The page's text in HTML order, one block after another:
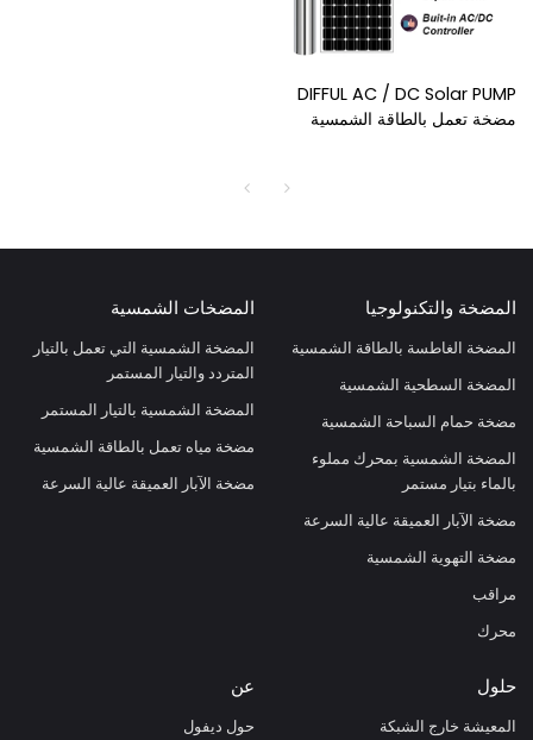
DIFFUL AC / DC Solar PUMP
مضخة تعمل بالطاقة الشمسية
المضخة والتكنولوجيا
المضخة الغاطسة بالطاقة الشمسية
المضخة السطحية الشمسية
مضخة حمام السباحة الشمسية
المضخة الشمسية بمحرك مملوء
بالماء بتيار مستمر
مضخة الآبار العميقة عالية السرعة
مضخة التهوية الشمسية
مراقب
محرك
المضخات الشمسية
المضخة الشمسية التي تعمل بالتيار
المتردد والتيار المستمر
المضخة الشمسية بالتيار المستمر
مضخة مياه تعمل بالطاقة الشمسية
مضخة الآبار العميقة عالية السرعة
حلول
المعيشة خارج الشبكة
عن
حول ديفول